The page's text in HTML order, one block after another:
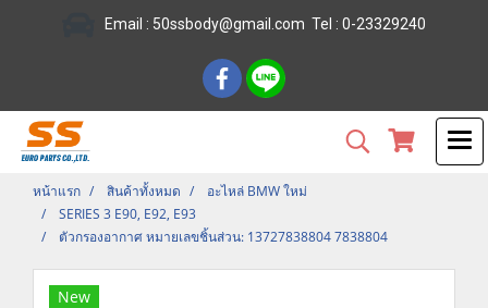
Email : 50ssbody@gmail.com Tel : 0-23329240
หน้าแรก สินค้าทั้งหมด
อะไหล่ BMW ใหม่
SERIES 3 E90, E92, E93
ตัวกรองอากาศ หมายเลขชิ้นส่วน: 13727838804 7838804
New